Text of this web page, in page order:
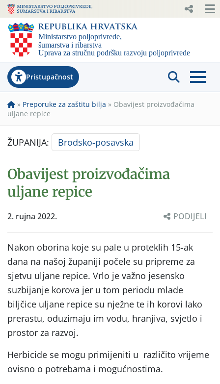
Pristupačnost
» Preporuke za zaštitu bilja » Obavijest proizvođačima
uljane repice
ŽUPANIJA: Brodsko-posavska
Obavijest proizvođačima
uljane repice
2. rujna 2022. PODIJELI
Nakon oborina koje su pale u proteklih 15-ak
dana na našoj županiji počele su pripreme za
sjetvu uljane repice. Vrlo je važno jesensko
suzbijanje korova jer u tom periodu mlade
biljčice uljane repice su nježne te ih korovi lako
prerastu, oduzimaju im vodu, hranjiva, svjetlo i
prostor za razvoj.
Herbicide se mogu primijeniti u različito vrijeme
ovisno o potrebama i mogućnostima.